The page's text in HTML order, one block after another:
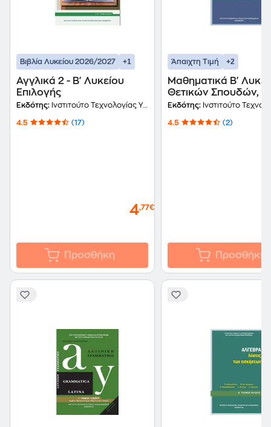
Βιβλία Λυκείου 2026/2027 +1
Αγγλικά 2 - Β' Λυκείου
Επιλογής
Εκδότης: Ινστιτούτο Τεχνολογίας Υπολογιστών και Εκδόσεων Διόφαντος
4.5 (17)
4,77€
Προσθήκη
Άπαιχτη Τιμή +2
Μαθηματικά Β'
Θετικών Σπουδών,
Ασκήσεων 22-0169
Εκδότης: Ινστιτούτο Τεχνολογίας Υπολογιστών και
4.5 (2)
Προσθήκη